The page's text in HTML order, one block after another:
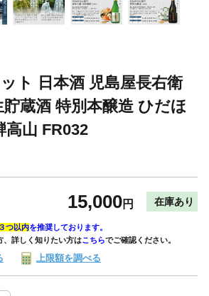
ト 日本酒 児島屋長右衛
貯蔵酒 特別本醸造 ひだほ
高山 FR032
15,000円 在庫あり
つ以内を推奨しております。
、詳しく知りたい方はこちらでご確認ください。
上限額を調べる